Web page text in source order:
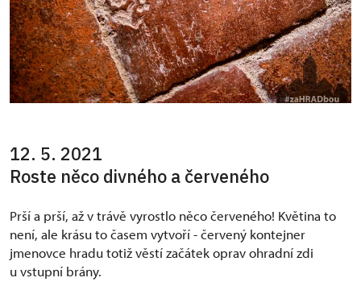
12. 5. 2021
Roste něco divného a červeného
Prší a prší, až v trávě vyrostlo něco červeného! Květina to
není, ale krásu to časem vytvoří - červený kontejner
jmenovce hradu totiž věstí začátek oprav ohradní zdi
u vstupní brány.